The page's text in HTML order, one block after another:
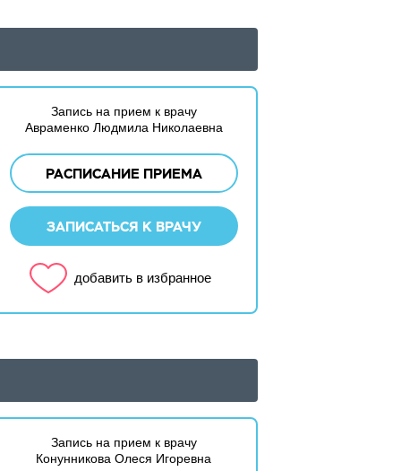
Запись на прием к врачу
Авраменко Людмила Николаевна
РАСПИСАНИЕ ПРИЕМА
ЗАПИСАТЬСЯ К ВРАЧУ
добавить в избранное
Запись на прием к врачу
Конунникова Олеся Игоревна